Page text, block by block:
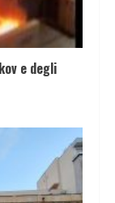
e degli